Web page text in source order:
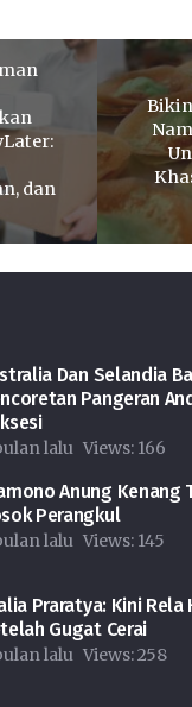
dan
Dan Selandia
Pangeran
lalu Views: 166
Anung Kenang
Perangkul
lalu Views: 145
Praratya: Kini Rela
Gugat Cerai
lalu Views:258